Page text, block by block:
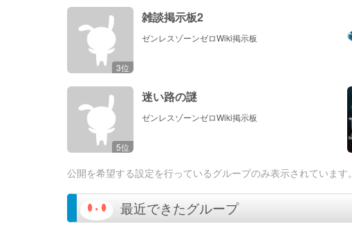
3位
雑談掲示板2
ゼンレスゾーンゼロWiki掲示板
5位
迷い路の謎
ゼンレスゾーンゼロWiki掲示板
公開を希望する設定を行っているグループのみ表示されています。
最近できたグループ